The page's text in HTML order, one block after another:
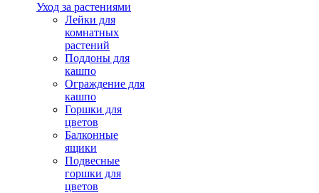
Уход за растениями
Лейки для
комнатных
растений
Поддоны для
кашпо
Ограждение для
кашпо
Горшки для
цветов
Балконные
ящики
Подвесные
горшки для
цветов